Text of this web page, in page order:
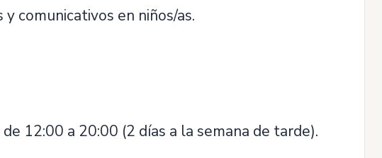
comunicativos en niños/as.
12:00 a 20:00 (2 días a la semana de tarde).